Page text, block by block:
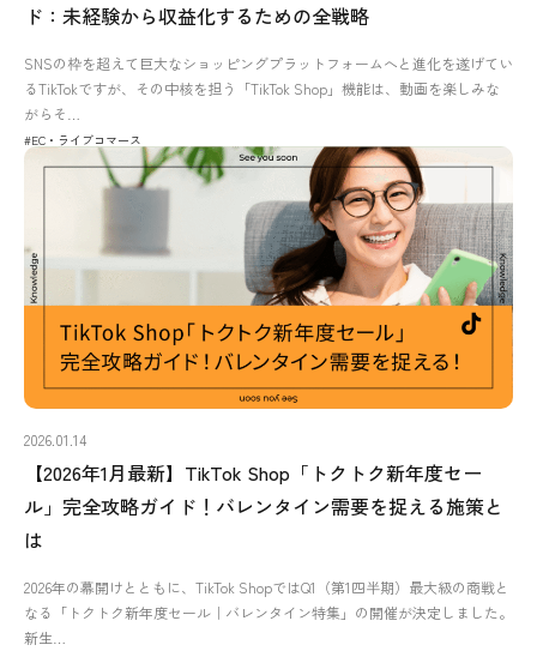
ド：未経験から収益化するための全戦略
SNSの枠を超えて巨大なショッピングプラットフォームへと進化を遂げてい
るTikTokですが、その中核を担う「TikTok Shop」機能は、動画を楽しみな
がらそ…
#EC・ライブコマース
2026.01.14
【2026年1月最新】TikTok Shop「トクトク新年度セー
ル」完全攻略ガイド！バレンタイン需要を捉える施策と
は
2026年の幕開けとともに、TikTok ShopではQ1（第1四半期）最大級の商戦と
なる「トクトク新年度セール｜バレンタイン特集」の開催が決定しました。
新生…